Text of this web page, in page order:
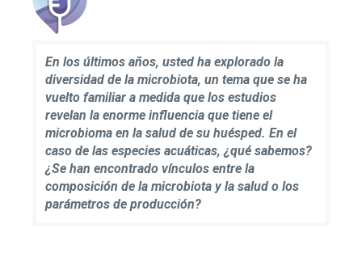
En los últimos años, usted ha explorado la
diversidad de la microbiota, un tema que se ha
vuelto familiar a medida que los estudios
revelan la enorme influencia que tiene el
microbioma en la salud de su huésped. En el
caso de las especies acuáticas, ¿qué sabemos?
¿Se han encontrado vínculos entre la
composición de la microbiota y la salud o los
parámetros de producción?